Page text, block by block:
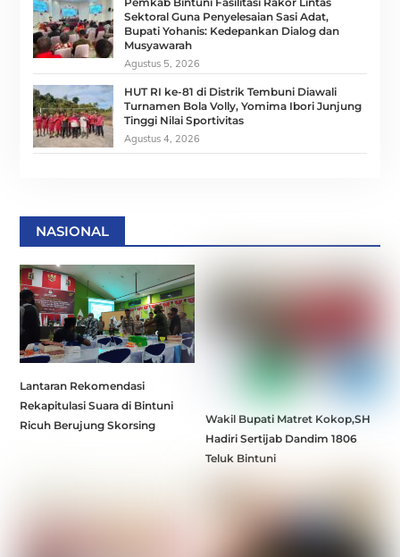
Sektoral Guna Penyelesaian Sasi Adat,
Bupati Yohanis: Kedepankan Dialog dan
Musyawarah
Agustus 5, 2026
HUT RI ke-81 di Distrik Tembuni Diawali
Turnamen Bola Volly, Yomima Ibori Junjung
Tinggi Nilai Sportivitas
Agustus 4, 2026
NASIONAL
Lantaran Rekomendasi
Rekapitulasi Suara di Bintuni
Ricuh Berujung Skorsing
Wakil Bupati Matret Kokop,SH
Hadiri Sertijab Dandim 1806
Teluk Bintuni